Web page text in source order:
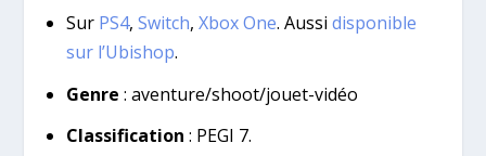
Sur PS4, Switch, Xbox One. Aussi disponible
sur l’Ubishop.
Genre : aventure/shoot/jouet-vidéo
Classification : PEGI 7.